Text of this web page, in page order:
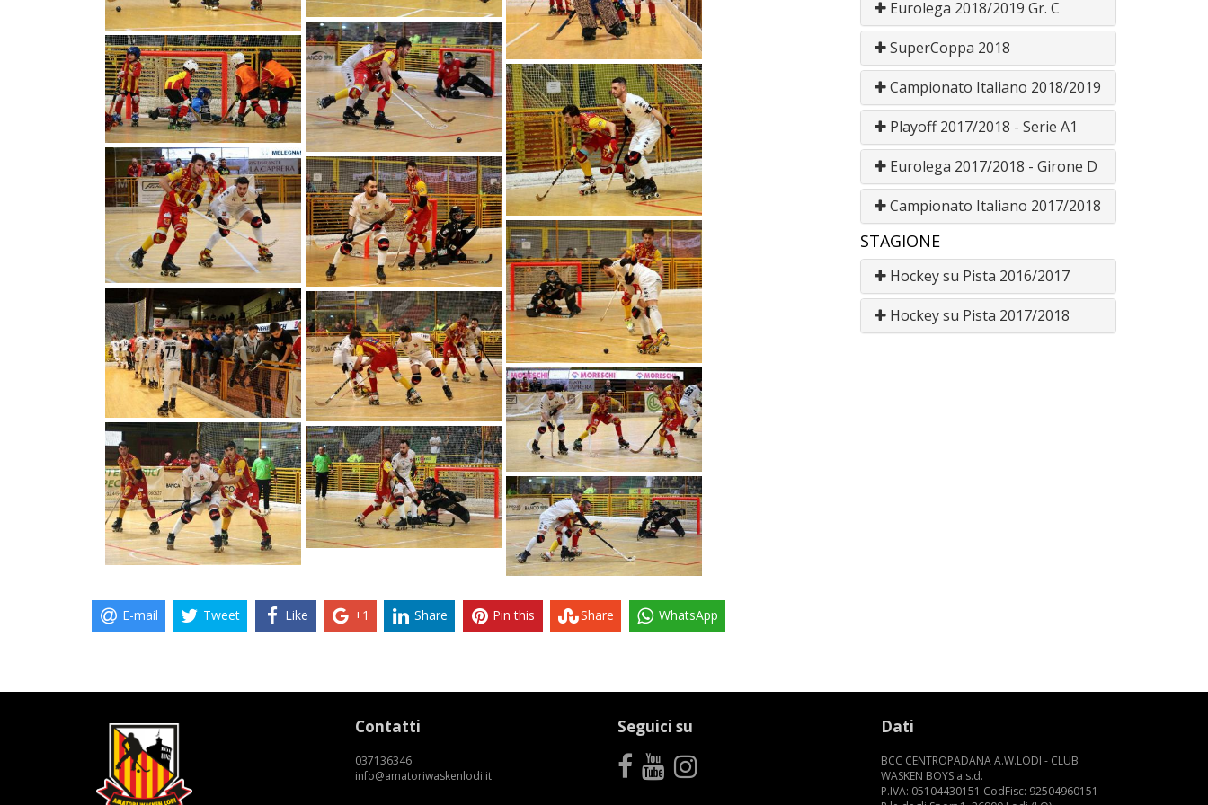
Eurolega 2018/2019 Gr. C
SuperCoppa 2018
Campionato Italiano 2018/2019
Playoff 2017/2018 - Serie A1
Eurolega 2017/2018 - Girone D
Campionato Italiano 2017/2018
STAGIONE
Hockey su Pista 2016/2017
Hockey su Pista 2017/2018
E-mail Tweet Like +1 Share Pin this Share WhatsApp
Contatti
037136346
info@amatoriwaskenlodi.it
Seguici su Dati
BCC CENTROPADANA A.W.LODI - CLUB
WASKEN BOYS a.s.d.
P.IVA: 05104430151 CodFisc: 92504960151